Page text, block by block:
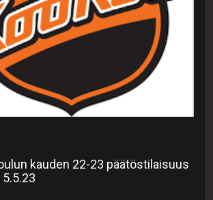
kauden 22-23 päätöstilaisuus